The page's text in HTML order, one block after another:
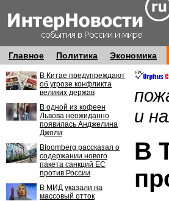
Главное Политика Экономика
В Китае предупреждают
об угрозе конфликта
великих держав
В одной из кофеен
Львова неожиданно
появилась Анджелина
Джоли
Bloomberg рассказал о
содержании нового
пакета санкций ЕС
против России
В МИД указали на
массовый отток
и
В